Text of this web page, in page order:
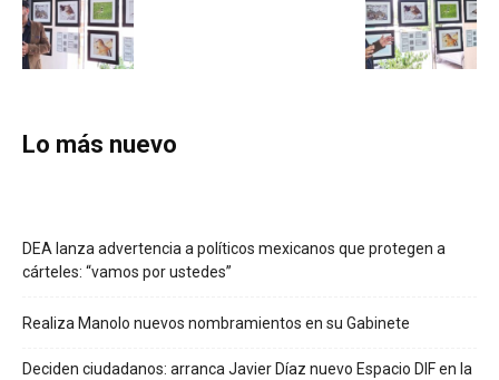
Lo más nuevo
DEA lanza advertencia a políticos mexicanos que protegen a
cárteles: “vamos por ustedes”
Realiza Manolo nuevos nombramientos en su Gabinete
Deciden ciudadanos: arranca Javier Díaz nuevo Espacio DIF en la